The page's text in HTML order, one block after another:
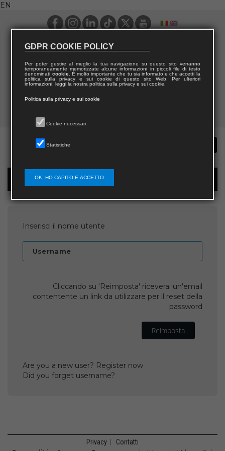
EN
Password recovery
Inserisci il nome utente
Username
Cliccando su 'Reimposta' riceverai un'email
contentente un link da utilizzare per il reset della
password
Reimposta
Are you a new user? Register now
Did you forget username?
Privacy Contatti
GDPR COOKIE POLICY
Per poter gestire al meglio la tua navigazione su questo sito verranno
temporaneamente memorizzate alcune informazioni in piccoli file di testo
denominati cookie. È molto importante che tu sia informato e che accetti la
politica sulla privacy e sui cookie di questo sito Web. Per ulteriori
informazioni, leggi la nostra politica sulla privacy e sui cookie.
Politica sulla privacy e sui cookie
Cookie necessari
Statistiche
OK, HO CAPITO E ACCETTO